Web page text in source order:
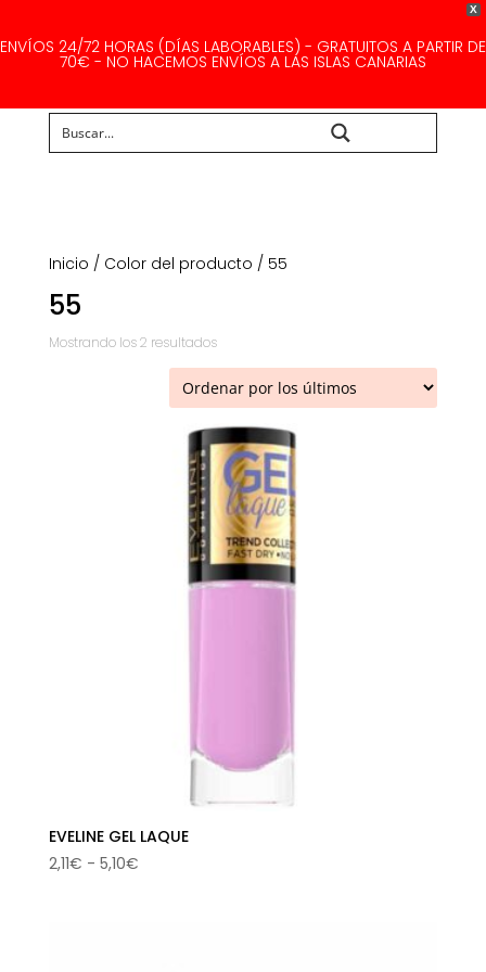
X
ENVÍOS 24/72 HORAS (DÍAS LABORABLES) - GRATUITOS A PARTIR DE
70€ - NO HACEMOS ENVÍOS A LAS ISLAS CANARIAS
Inicio / Color del producto / 55
55
Mostrando los 2 resultadosOrdenado
por
los
EVELINE GEL LAQUE
2,11€ - 5,10€Rango